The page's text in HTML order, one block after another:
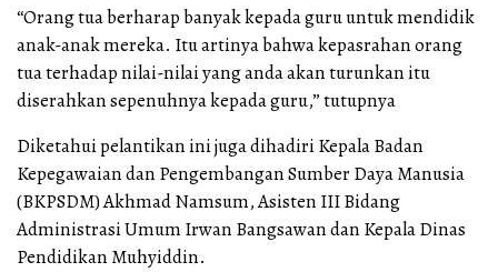
“Orang tua berharap banyak kepada guru untuk mendidik
anak-anak mereka. Itu artinya bahwa kepasrahan orang
tua terhadap nilai-nilai yang anda akan turunkan itu
diserahkan sepenuhnya kepada guru,” tutupnya
Diketahui pelantikan ini juga dihadiri Kepala Badan
Kepegawaian dan Pengembangan Sumber Daya Manusia
(BKPSDM) Akhmad Namsum, Asisten III Bidang
Administrasi Umum Irwan Bangsawan dan Kepala Dinas
Pendidikan Muhyiddin.